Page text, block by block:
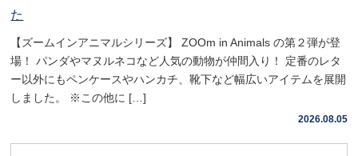
た
【ズームインアニマルシリーズ】 ZOOm in Animals の第２弾が登
場！ パンダやマヌルネコなど人気の動物が仲間入り！ 定番のレタ
ー以外にもペンケースやハンカチ、靴下など幅広いアイテムを展開
しました。 ※この他に […]
2026.08.05